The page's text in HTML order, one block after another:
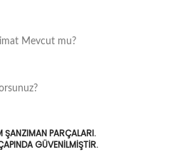
Mevcut mu?
ŞANZIMAN PARÇALARI.
GÜVENILMIŞTIR.